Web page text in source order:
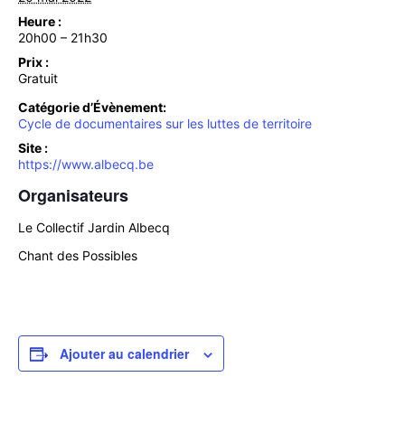
Heure :
20h00 – 21h30
Prix :
Gratuit
Catégorie d’Évènement:
Cycle de documentaires sur les luttes de territoire
Site :
https://www.albecq.be
Organisateurs
Le Collectif Jardin Albecq
Chant des Possibles
Ajouter au calendrier